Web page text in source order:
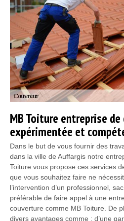
MB Toiture entreprise
expérimentée et
Dans le but de vous fournir des
dans la ville de Auffargis notre
Toiture vous propose ces services
que vous souhaitez faire ne
l’intervention d’un professionnel,
préférable de faire appel à une
couverture comme MB Toiture. De
divers avantages comme : d’une